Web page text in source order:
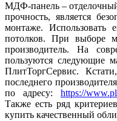
МДФ-панель –
прочность, является
монтаже.
потолков. При выборе
производитель. На
пользуются следующие
ПлитТоргСервис.
последнего
по адресу: https://
Также есть ряд
купить качественный